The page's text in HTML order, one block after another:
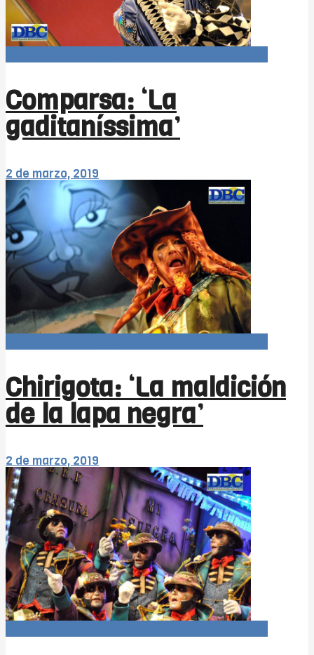
Comparsa: ‘La
gaditaníssima’
2 de marzo, 2019
Chirigota: ‘La maldición
de la lapa negra’
2 de marzo, 2019